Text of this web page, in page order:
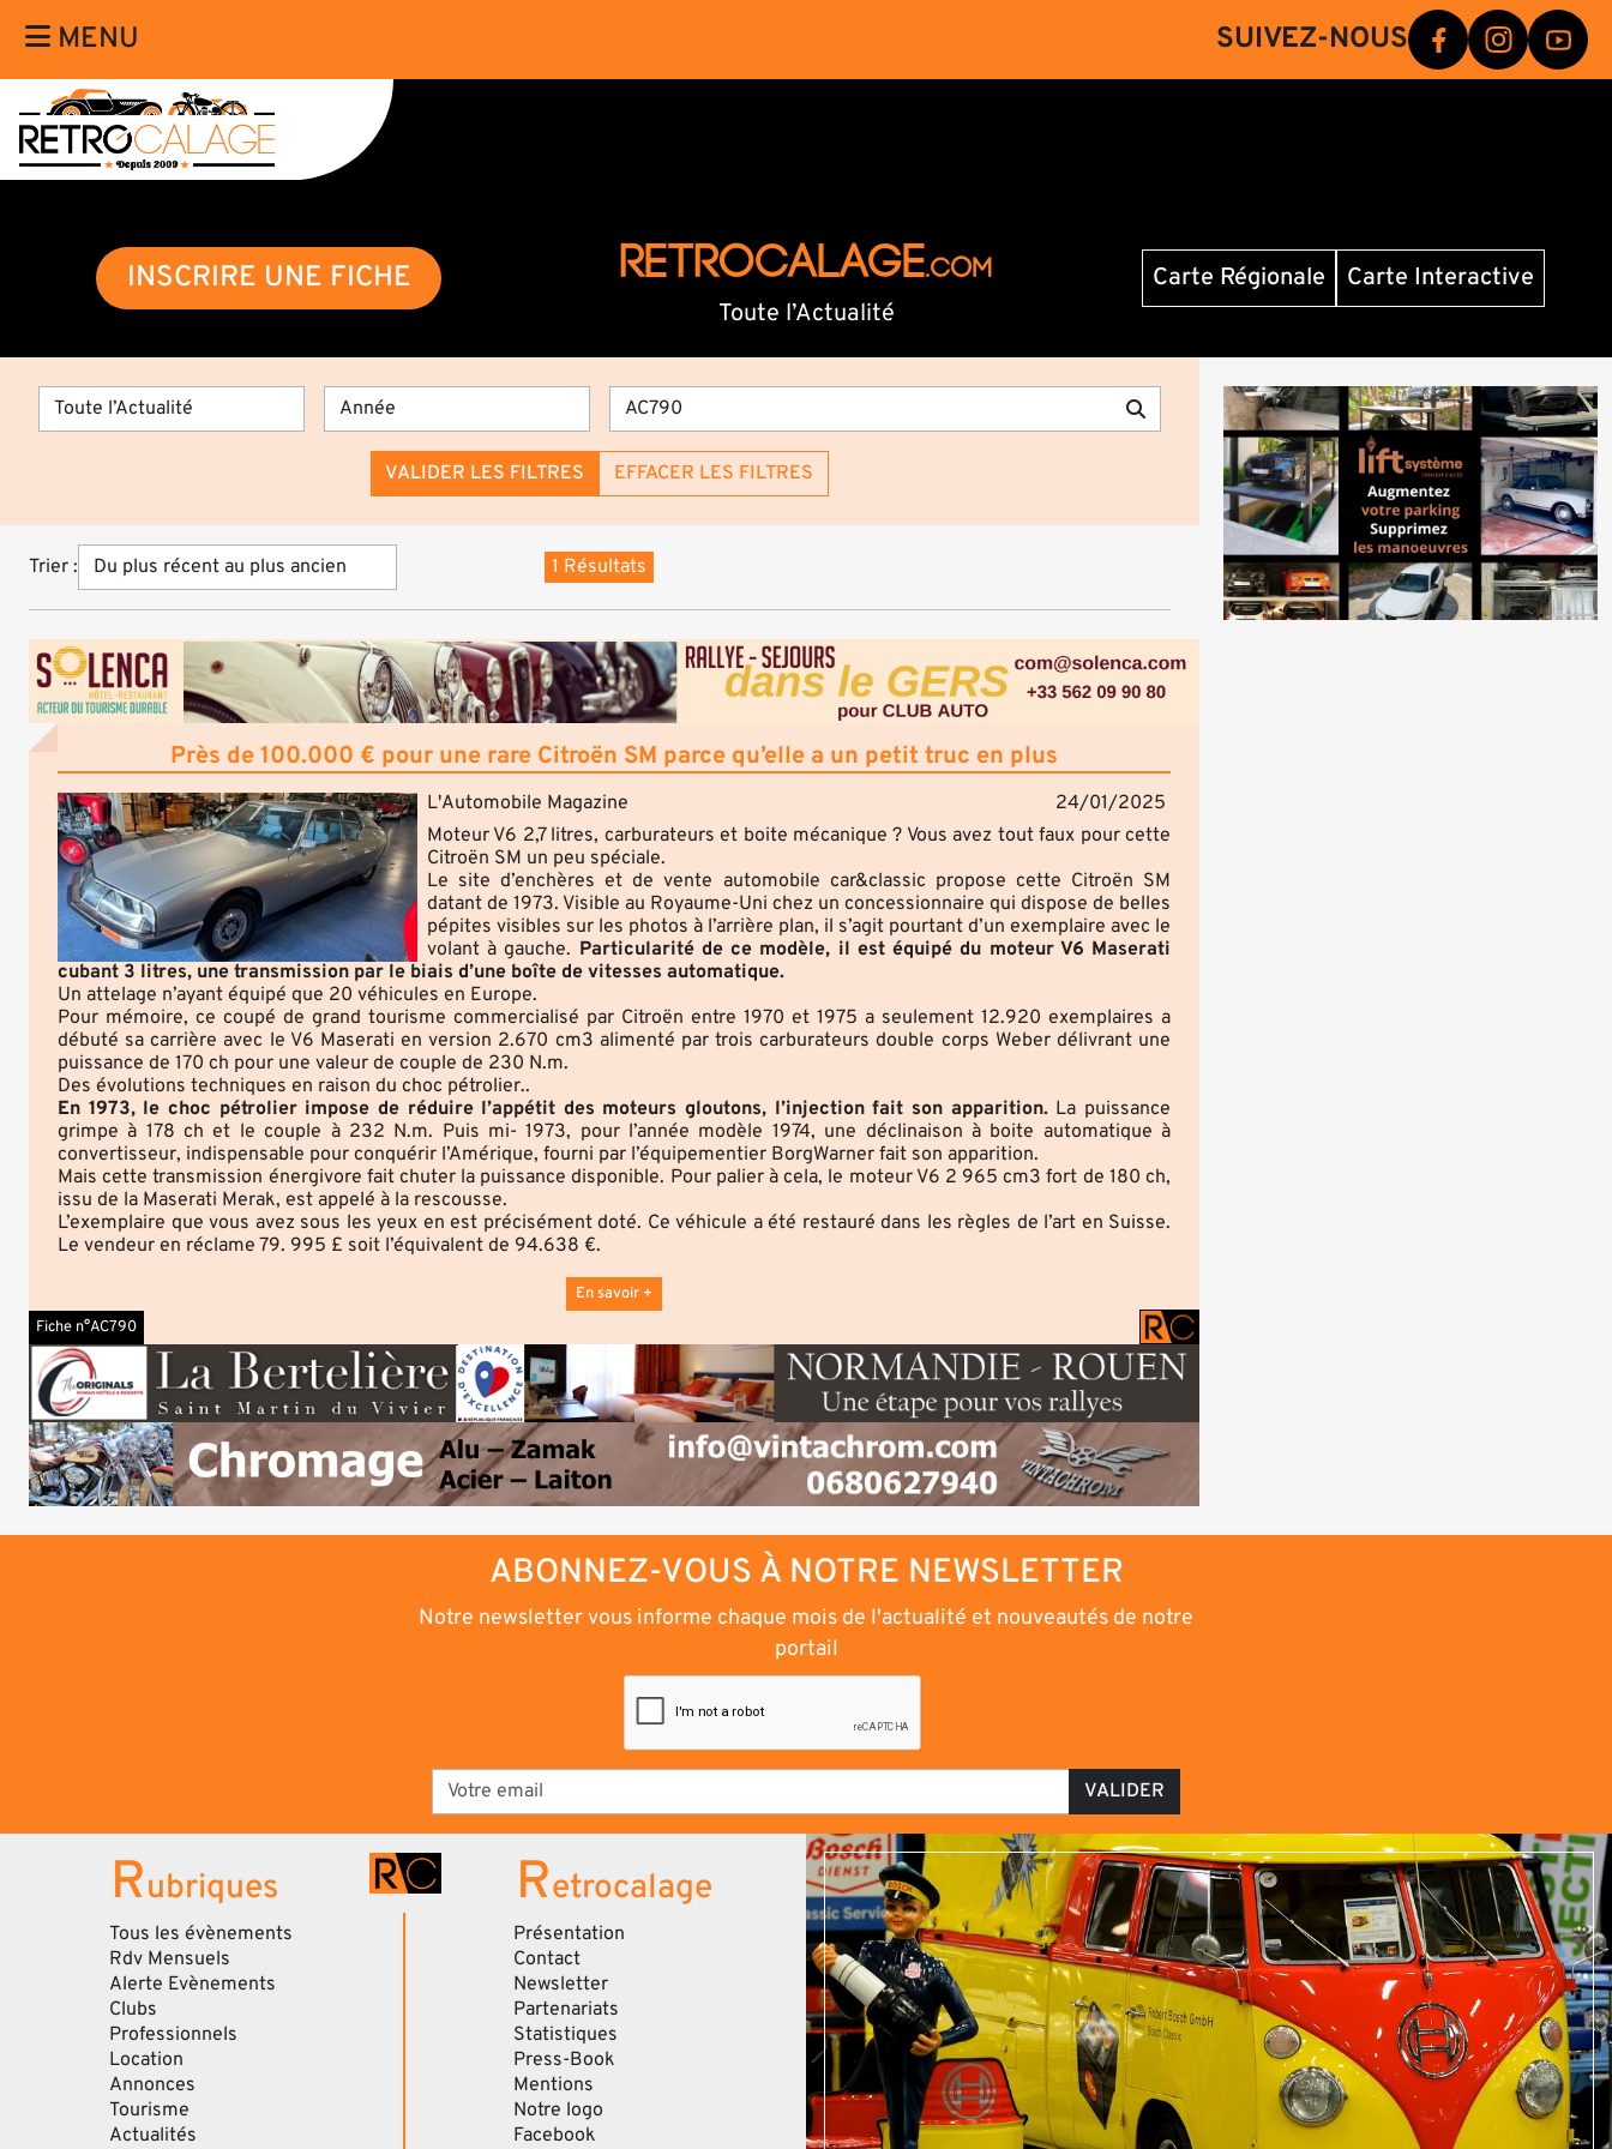
MENU SUIVEZ-NOUS
INSCRIRE UNE FICHE RETROCALAGE.com
Toute l’Actualité
Carte Régionale Carte Interactive
VALIDER LES FILTRES EFFACER LES FILTRES
Trier : 1 Résultats
Près de 100.000 € pour une rare Citroën SM parce qu’elle a un petit truc en plus
L'Automobile Magazine
24/01/2025
Moteur V6 2,7 litres, carburateurs et boite mécanique ? Vous avez tout faux pour cette
Citroën SM un peu spéciale.
Le site d’enchères et de vente automobile car&classic propose cette Citroën SM
datant de 1973. Visible au Royaume-Uni chez un concessionnaire qui dispose de belles
pépites visibles sur les photos à l’arrière plan, il s’agit pourtant d’un exemplaire avec le
volant à gauche. Particularité de ce modèle, il est équipé du moteur V6 Maserati
cubant 3 litres, une transmission par le biais d’une boîte de vitesses automatique.
Un attelage n’ayant équipé que 20 véhicules en Europe.
Pour mémoire, ce coupé de grand tourisme commercialisé par Citroën entre 1970 et 1975 a seulement 12.920 exemplaires a
débuté sa carrière avec le V6 Maserati en version 2.670 cm3 alimenté par trois carburateurs double corps Weber délivrant une
puissance de 170 ch pour une valeur de couple de 230 N.m.
Des évolutions techniques en raison du choc pétrolier..
En 1973, le choc pétrolier impose de réduire l’appétit des moteurs gloutons, l’injection fait son apparition. La puissance
grimpe à 178 ch et le couple à 232 N.m. Puis mi- 1973, pour l’année modèle 1974, une déclinaison à boite automatique à
convertisseur, indispensable pour conquérir l’Amérique, fourni par l’équipementier BorgWarner fait son apparition.
Mais cette transmission énergivore fait chuter la puissance disponible. Pour palier à cela, le moteur V6 2 965 cm3 fort de 180 ch,
issu de la Maserati Merak, est appelé à la rescousse.
L’exemplaire que vous avez sous les yeux en est précisément doté. Ce véhicule a été restauré dans les règles de l’art en Suisse.
Le vendeur en réclame 79. 995 £ soit l’équivalent de 94.638 €.
En savoir +
Fiche n°AC790
ABONNEZ-VOUS À NOTRE NEWSLETTER
Notre newsletter vous informe chaque mois de l'actualité et nouveautés de notre
portail
VALIDER
Rubriques
Tous les évènements
Rdv Mensuels
Alerte Evènements
Clubs
Professionnels
Location
Annonces
Tourisme
Actualités
Retrocalage
Présentation
Contact
Newsletter
Partenariats
Statistiques
Press-Book
Mentions
Notre logo
Facebook